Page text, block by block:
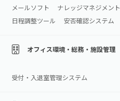
メールソフト
ナレッジマネジメン
日程調整ツール
安否確認システム
オフィス環境・総務・施設管理
受付・入退室管理システム